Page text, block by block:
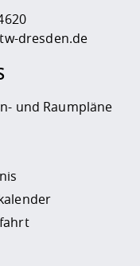
dresden.de
und Raumpläne